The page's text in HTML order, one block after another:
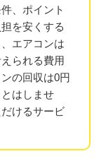
、ポイント
を安くする
エアコンは
られる費用
の回収は0円
はしませ
けるサービ